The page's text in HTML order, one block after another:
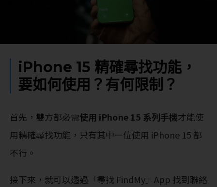
iPhone 15 精確尋找功能，
要如何使用？有何限制？
首先，雙方都必需使用 iPhone 15 系列手機才能使
用精確尋找功能，只有其中一位使用 iPhone 15 都
不行。
接下來，就可以透過「尋找 FindMy」App 找到聯絡